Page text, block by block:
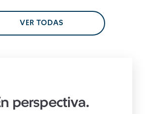
VER TODAS
perspectiva.